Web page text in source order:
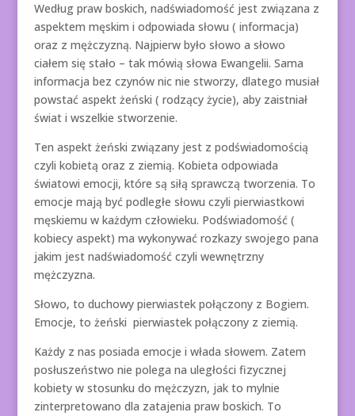
Według praw boskich, nadświadomość jest związana z
aspektem męskim i odpowiada słowu ( informacja)
oraz z mężczyzną. Najpierw było słowo a słowo
ciałem się stało – tak mówią słowa Ewangelii. Sama
informacja bez czynów nic nie stworzy, dlatego musiał
powstać aspekt żeński ( rodzący życie), aby zaistniał
świat i wszelkie stworzenie.
Ten aspekt żeński związany jest z podświadomością
czyli kobietą oraz z ziemią. Kobieta odpowiada
światowi emocji, które są siłą sprawczą tworzenia. To
emocje mają być podległe słowu czyli pierwiastkowi
męskiemu w każdym człowieku. Podświadomość (
kobiecy aspekt) ma wykonywać rozkazy swojego pana
jakim jest nadświadomość czyli wewnętrzny
mężczyzna.
Słowo, to duchowy pierwiastek połączony z Bogiem.
Emocje, to żeński pierwiastek połączony z ziemią.
Każdy z nas posiada emocje i włada słowem. Zatem
posłuszeństwo nie polega na uległości fizycznej
kobiety w stosunku do mężczyzn, jak to mylnie
zinterpretowano dla zatajenia praw boskich. To